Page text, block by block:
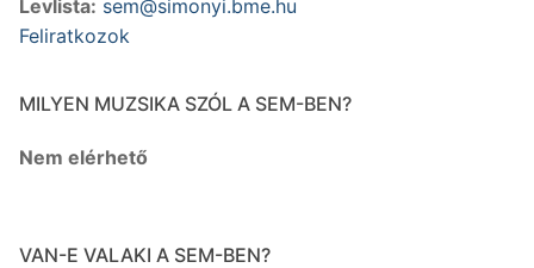
Levlista: sem@simonyi.bme.hu
Feliratkozok
MILYEN MUZSIKA SZÓL A SEM-BEN?
Nem elérhető
VAN-E VALAKI A SEM-BEN?